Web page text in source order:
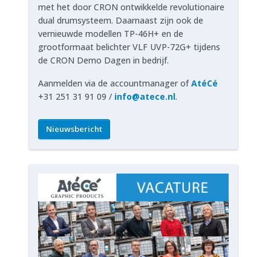
met het door CRON ontwikkelde revolutionaire
dual drumsysteem. Daarnaast zijn ook de
vernieuwde modellen TP-46H+ en de
grootformaat belichter VLF UVP-72G+ tijdens
de CRON Demo Dagen in bedrijf.
Aanmelden via de accountmanager ofAtéCé
+31 251 31 91 09 / info@atece.nl.
Nieuwsbericht